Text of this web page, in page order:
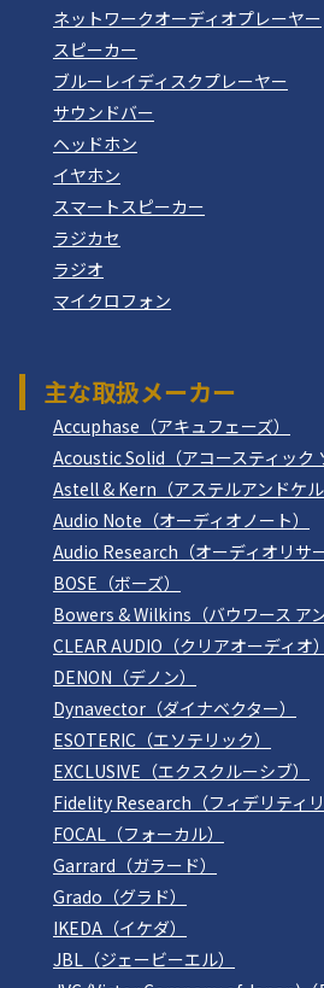
ネットワークオーディオプレーヤー
スピーカー
ブルーレイディスクプレーヤー
サウンドバー
ヘッドホン
イヤホン
スマートスピーカー
ラジカセ
ラジオ
マイクロフォン
主な取扱メーカー
Accuphase（アキュフェーズ）
Acoustic Solid（アコースティック
Astell & Kern（アステルアンドケル
Audio Note（オーディオノート）
Audio Research（オーディオリサー
BOSE（ボーズ）
Bowers & Wilkins（バウワース ア
CLEAR AUDIO（クリアオーディオ）
DENON（デノン）
Dynavector（ダイナベクター）
ESOTERIC（エソテリック）
EXCLUSIVE（エクスクルーシブ）
Fidelity Research（フィデリティリ
FOCAL（フォーカル）
Garrard（ガラード）
Grado（グラド）
IKEDA（イケダ）
JBL（ジェービーエル）